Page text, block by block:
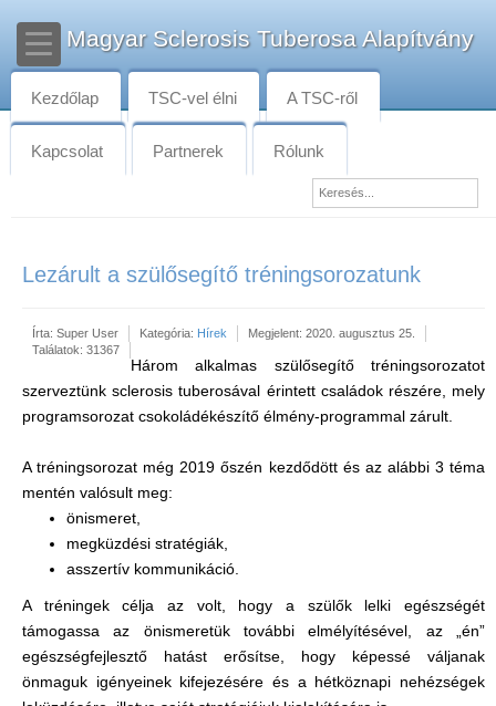
Magyar Sclerosis Tuberosa Alapítvány
Kezdőlap TSC-vel élni A TSC-ről
Kapcsolat Partnerek Rólunk
Lezárult a szülősegítő tréningsorozatunk
Írta: Super User Kategória: Hírek
Megjelent: 2020. augusztus 25.
Találatok: 31367
Három alkalmas szülősegítő tréningsorozatot
szerveztünk sclerosis tuberosával érintett családok részére, mely
programsorozat csokoládékészítő élmény-programmal zárult.
A tréningsorozat még 2019 őszén kezdődött és az alábbi 3 téma
mentén valósult meg:
önismeret,
megküzdési stratégiák,
asszertív kommunikáció.
A tréningek célja az volt, hogy a szülők lelki egészségét
támogassa az önismeretük további elmélyítésével, az „én”
egészségfejlesztő hatást erősítse, hogy képessé váljanak
önmaguk igényeinek kifejezésére és a hétköznapi nehézségek